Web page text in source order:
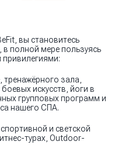
вы становитесь
полной мере пользуясь
зала,
искусств, йоги в
групповых программ и
нашего СПА.
и светской
турах, Outdoor-